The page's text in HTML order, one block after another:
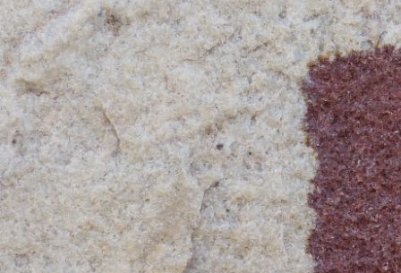
A l'arrivée nos dépenses
S'ajoute à tout cela le fait que ce
de repos et de coolitude, que
qu'une sélection va se faire avant